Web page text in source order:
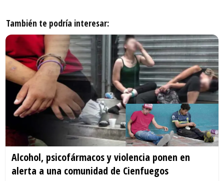
También te podría interesar:
Alcohol, psicofármacos y violencia ponen en
alerta a una comunidad de Cienfuegos